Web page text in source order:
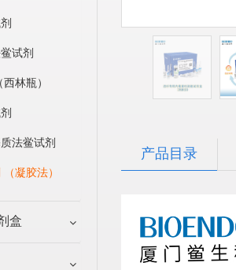
产品目录
试剂
林瓶）
法鲎试剂
凝胶法）
盒